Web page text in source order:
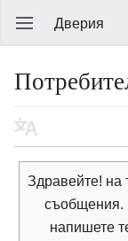
Дверия
Здравейте! на
съобщения.
напишете